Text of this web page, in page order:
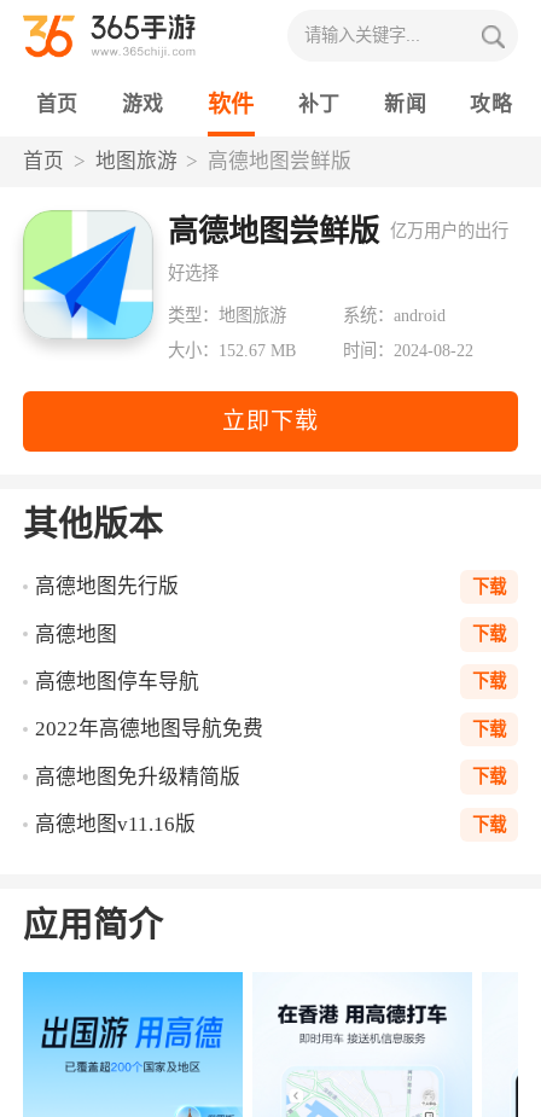
首页 游戏 软件 补丁 新闻 攻略
首页 地图旅游 高德地图尝鲜版
高德地图尝鲜版 亿万用户的出行
好选择
类型：地图旅游
系统：android
大小：152.67 MB
时间：2024-08-22
立即下载
其他版本
高德地图先行版 下载
高德地图 下载
高德地图停车导航 下载
2022年高德地图导航免费 下载
高德地图免升级精简版 下载
高德地图v11.16版 下载
应用简介